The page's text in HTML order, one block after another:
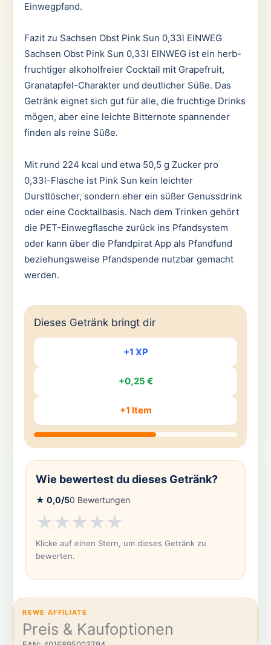
Einwegpfand.
Fazit zu Sachsen Obst Pink Sun 0,33l EINWEG
Sachsen Obst Pink Sun 0,33l EINWEG ist ein herb-
fruchtiger alkoholfreier Cocktail mit Grapefruit,
Granatapfel-Charakter und deutlicher Süße. Das
Getränk eignet sich gut für alle, die fruchtige Drinks
mögen, aber eine leichte Bitternote spannender
finden als reine Süße.
Mit rund 224 kcal und etwa 50,5 g Zucker pro
0,33l-Flasche ist Pink Sun kein leichter
Durstlöscher, sondern eher ein süßer Genussdrink
oder eine Cocktailbasis. Nach dem Trinken gehört
die PET-Einwegflasche zurück ins Pfandsystem
oder kann über die Pfandpirat App als Pfandfund
beziehungsweise Pfandspende nutzbar gemacht
werden.
Dieses Getränk bringt dir
+1 XP
+0,25 €
+1 Item
Wie bewertest du dieses Getränk?
★ 0,0/50 Bewertungen
★★★★★
Klicke auf einen Stern, um dieses Getränk zu
bewerten.
REWE AFFILIATE
Preis & Kaufoptionen